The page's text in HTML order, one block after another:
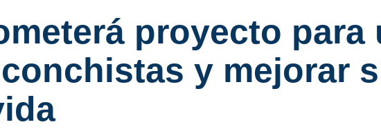
proyecto para
y mejorar